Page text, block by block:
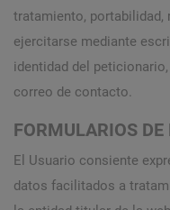
tratamiento,
ejercitarse mediante
identidad del
correo de contacto.
FORMULARIOS DE
El Usuario consiente
datos facilitados a